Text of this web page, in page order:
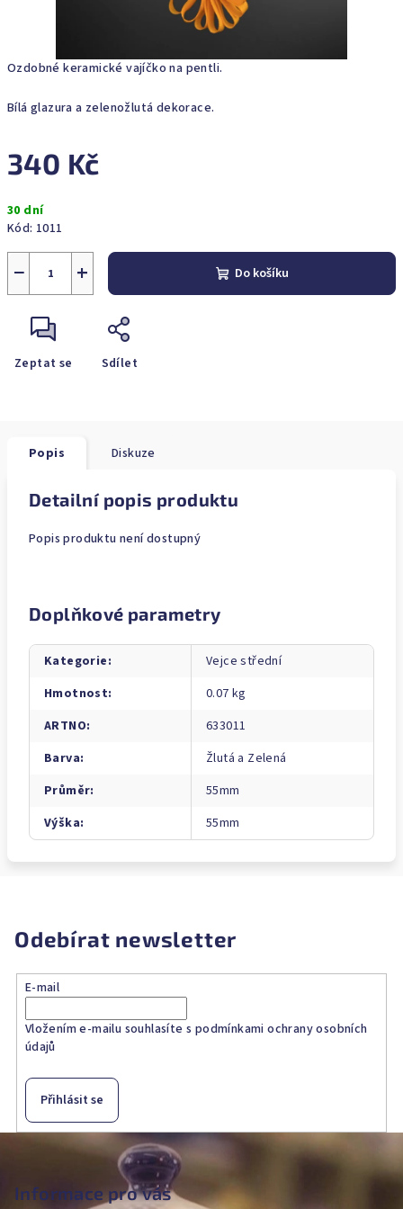
Ozdobné keramické vajíčko na pentli.
Bílá glazura a zelenožlutá dekorace.
340 Kč
cena:
30 dní
Kód: 1011
+
− Do košíku
Zeptat se Sdílet
Popis Diskuze
Detailní popis produktu
Popis produktu není dostupný
Doplňkové parametry
Kategorie:
Vejce střední
Hmotnost:
0.07 kg
ARTNO:
633011
Barva:
Žlutá a Zelená
Průměr:
55mm
Výška: 55mm
Odebírat newsletter
E-mail
Vložením e-mailu souhlasíte s podmínkami ochrany osobních
údajů
Přihlásit se
Z
Informace pro vás